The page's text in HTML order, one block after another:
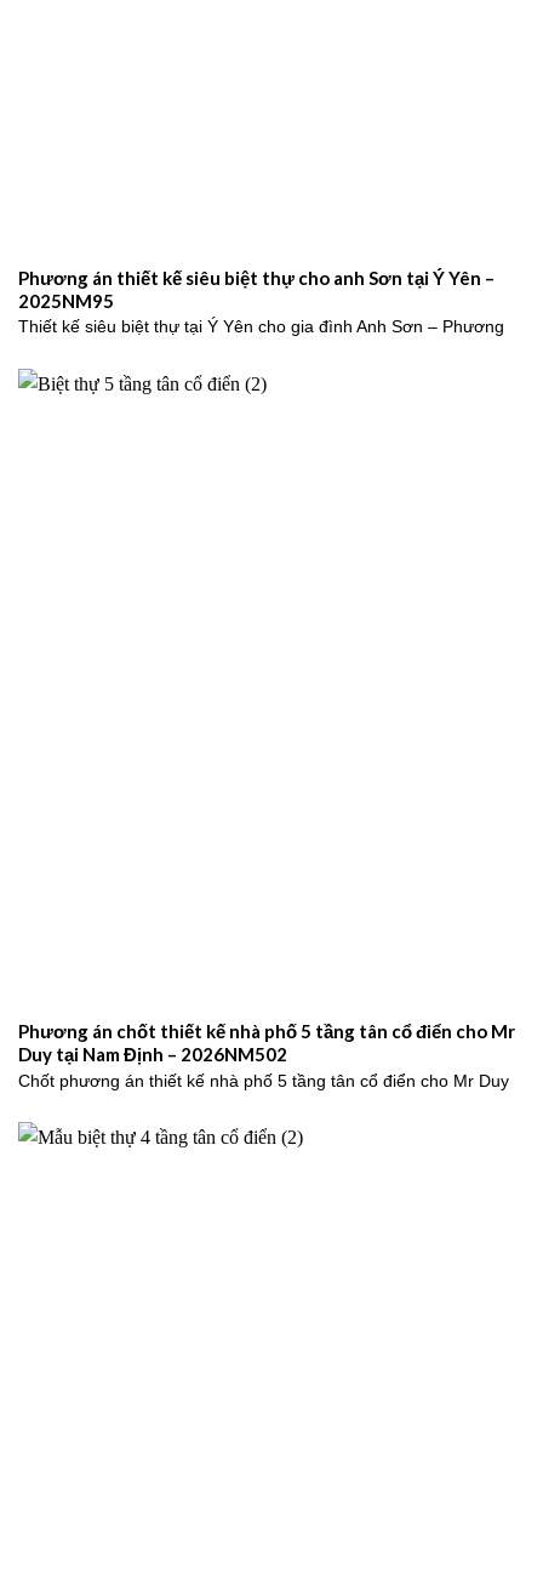
Phương án thiết kế siêu biệt thự cho anh Sơn tại Ý Yên –
2025NM95
Thiết kế siêu biệt thự tại Ý Yên cho gia đình Anh Sơn – Phương
Phương án chốt thiết kế nhà phố 5 tầng tân cổ điển cho Mr
Duy tại Nam Định – 2026NM502
Chốt phương án thiết kế nhà phố 5 tầng tân cổ điển cho Mr Duy